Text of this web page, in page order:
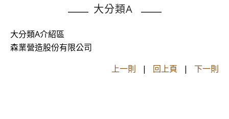
大分類A
大分類A介紹區
森業營造股份有限公司
上一則 | 回上頁 | 下一則